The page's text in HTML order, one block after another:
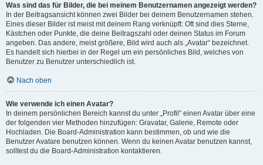
Was sind das für Bilder, die bei meinem Benutzernamen angezeigt werden?
In der Beitragsansicht können zwei Bilder bei deinem Benutzernamen stehen.
Eines dieser Bilder ist meist mit deinem Rang verknüpft: Oft sind dies Sterne,
Kästchen oder Punkte, die deine Beitragszahl oder deinen Status im Forum
angeben. Das andere, meist größere, Bild wird auch als „Avatar“ bezeichnet.
Es handelt sich hierbei in der Regel um ein persönliches Bild, welches von
Benutzer zu Benutzer unterschiedlich ist.
Nach oben
Wie verwende ich einen Avatar?
In deinem persönlichen Bereich kannst du unter „Profil“ einen Avatar über eine
der folgenden vier Methoden hinzufügen: Gravatar, Galerie, Remote oder
Hochladen. Die Board-Administration kann bestimmen, ob und wie die
Benutzer Avatare benutzen können. Wenn du keinen Avatar benutzen kannst,
solltest du die Board-Administration kontaktieren.